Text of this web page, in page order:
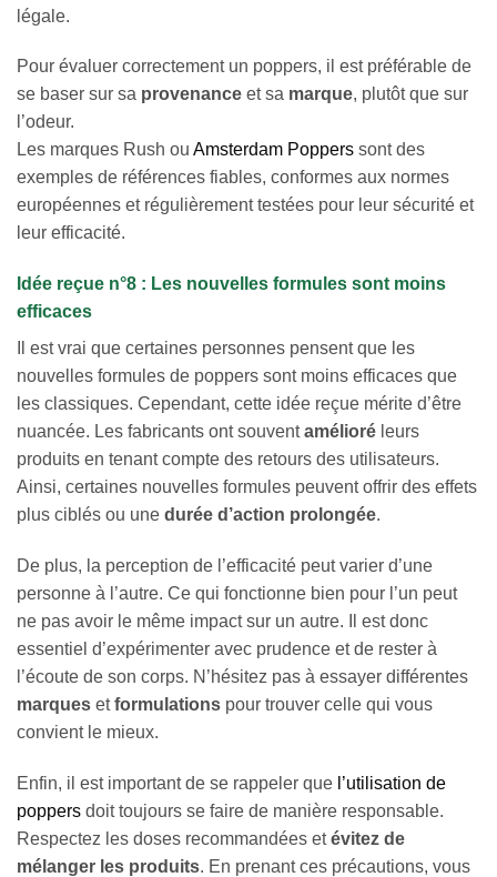
légale.
Pour évaluer correctement un poppers, il est préférable de
se baser sur sa provenance et sa marque, plutôt que sur
l’odeur.
Les marques Rush ou Amsterdam Poppers sont des
exemples de références fiables, conformes aux normes
européennes et régulièrement testées pour leur sécurité et
leur efficacité.
Idée reçue n°8 : Les nouvelles formules sont moins
efficaces
Il est vrai que certaines personnes pensent que les
nouvelles formules de poppers sont moins efficaces que
les classiques. Cependant, cette idée reçue mérite d’être
nuancée. Les fabricants ont souventamélioré leurs
produits en tenant compte des retours des utilisateurs.
Ainsi, certaines nouvelles formules peuvent offrir des effets
plus ciblés ou une durée d’action prolongée.
De plus, la perception de l’efficacité peut varier d’une
personne à l’autre. Ce qui fonctionne bien pour l’un peut
ne pas avoir le même impact sur un autre. Il est donc
essentiel d’expérimenter avec prudence et de rester à
l’écoute de son corps. N’hésitez pas à essayer différentes
marques etformulations pour trouver celle qui vous
convient le mieux.
Enfin, il est important de se rappeler que l’utilisation de
poppers doit toujours se faire de manière responsable.
Respectez les doses recommandées etévitez de
mélanger les produits. En prenant ces précautions, vous